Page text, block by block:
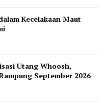
Kecelakaan Maut
Utang Whoosh,
September 2026